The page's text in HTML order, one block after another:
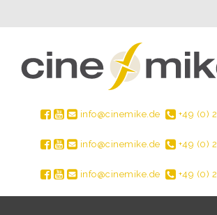
info@cinemike.de +49 (0)
info@cinemike.de +49 (0)
info@cinemike.de +49 (0)